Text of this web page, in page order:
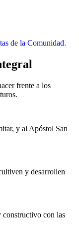
de la Comunidad.
frente a los
y al Apóstol San
y desarrollen
constructivo con las